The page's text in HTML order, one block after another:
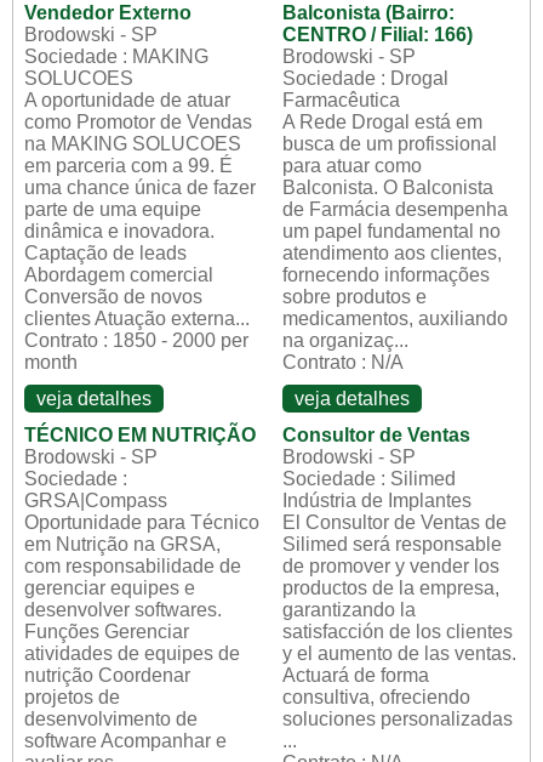
Vendedor Externo
Brodowski - SP
Sociedade : MAKING
SOLUCOES
A oportunidade de atuar
como Promotor de Vendas
na MAKING SOLUCOES
em parceria com a 99. É
uma chance única de fazer
parte de uma equipe
dinâmica e inovadora.
Captação de leads
Abordagem comercial
Conversão de novos
clientes Atuação externa...
Contrato : 1850 - 2000 per
month
veja detalhes
Balconista (Bairro:
CENTRO / Filial: 166)
Brodowski - SP
Sociedade : Drogal
Farmacêutica
A Rede Drogal está em
busca de um profissional
para atuar como
Balconista. O Balconista
de Farmácia desempenha
um papel fundamental no
atendimento aos clientes,
fornecendo informações
sobre produtos e
medicamentos, auxiliando
na organizaç...
Contrato : N/A
veja detalhes
TÉCNICO EM NUTRIÇÃO
Brodowski - SP
Sociedade :
GRSA|Compass
Oportunidade para Técnico
em Nutrição na GRSA,
com responsabilidade de
gerenciar equipes e
desenvolver softwares.
Funções Gerenciar
atividades de equipes de
nutrição Coordenar
projetos de
desenvolvimento de
software Acompanhar e
Consultor de Ventas
Brodowski - SP
Sociedade : Silimed
Indústria de Implantes
El Consultor de Ventas de
Silimed será responsable
de promover y vender los
productos de la empresa,
garantizando la
satisfacción de los clientes
y el aumento de las ventas.
Actuará de forma
consultiva, ofreciendo
soluciones personalizadas
...